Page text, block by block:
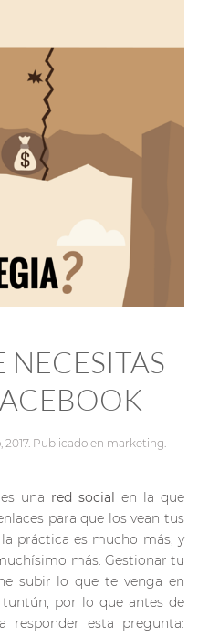
NECESITAS
2017. Publicado en marketing
es una red social en la que
para que los vean tus
práctica es mucho más, y
más. Gestionar tu
subir lo que te venga en
por lo que antes de
responder esta pregunta: